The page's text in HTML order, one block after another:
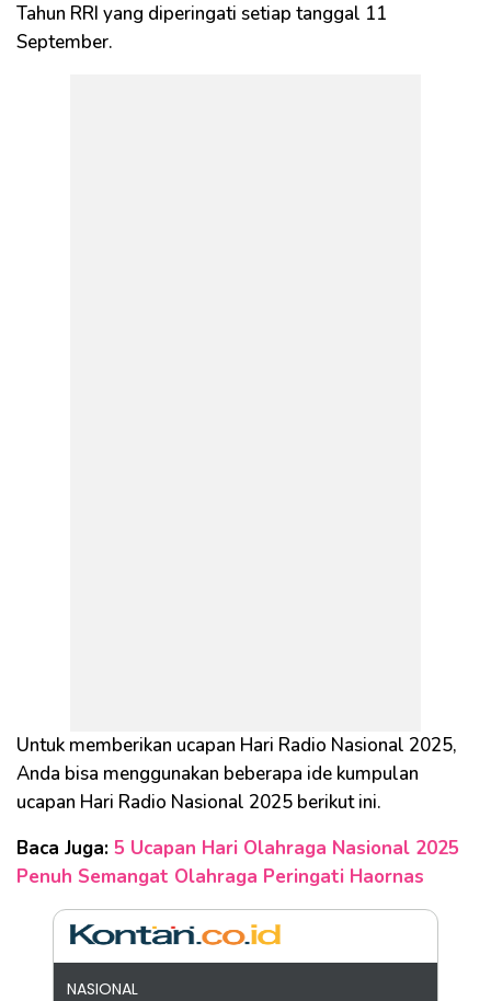
Tahun RRI yang diperingati setiap tanggal 11
September.
Untuk memberikan ucapan Hari Radio Nasional 2025,
Anda bisa menggunakan beberapa ide kumpulan
ucapan Hari Radio Nasional 2025 berikut ini.
Baca Juga: 5 Ucapan Hari Olahraga Nasional 2025
Penuh Semangat Olahraga Peringati Haornas
NASIONAL